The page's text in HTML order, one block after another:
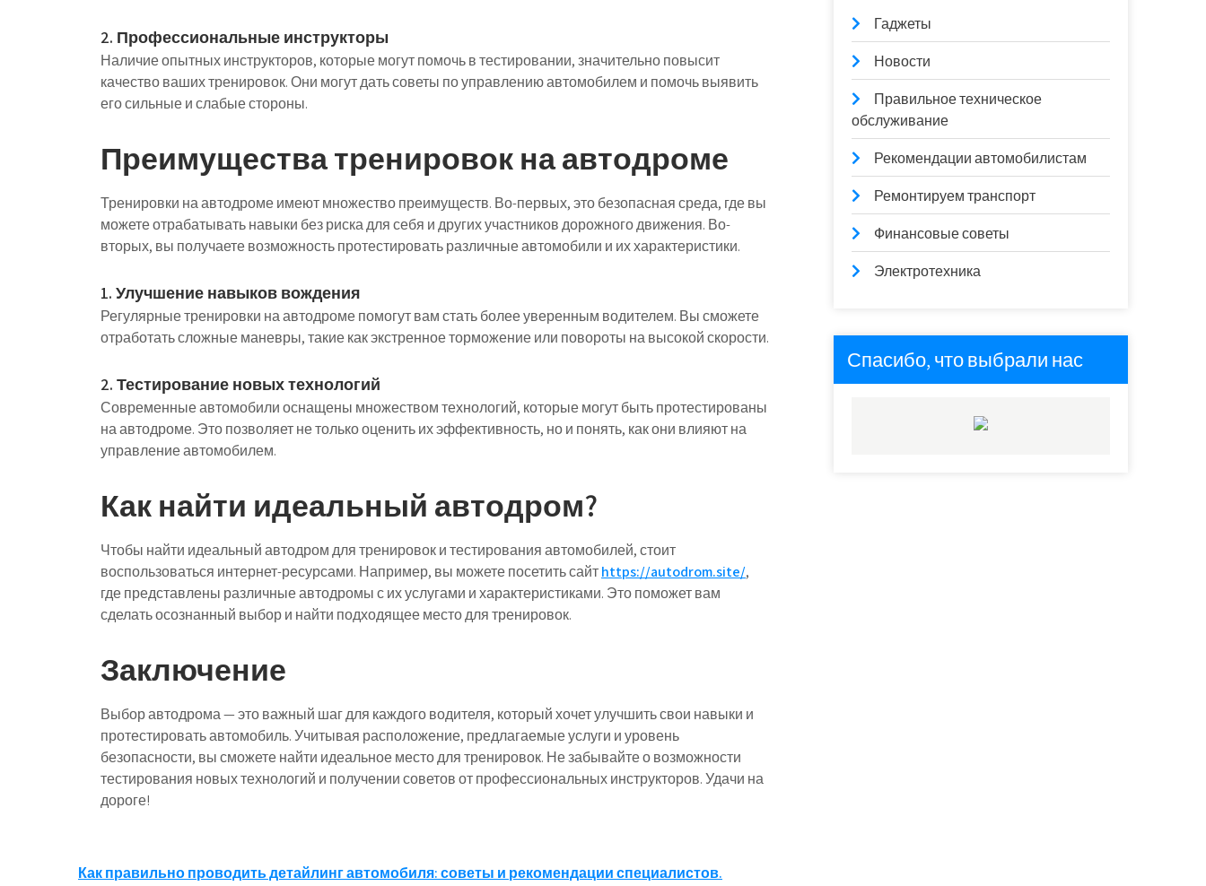
2. Профессиональные инструкторы
Наличие опытных инструкторов, которые могут помочь в тестировании, значительно повысит
качество ваших тренировок. Они могут дать советы по управлению автомобилем и помочь выявить
его сильные и слабые стороны.
Преимущества тренировок на автодроме
Тренировки на автодроме имеют множество преимуществ. Во-первых, это безопасная среда, где вы
можете отрабатывать навыки без риска для себя и других участников дорожного движения. Во-
вторых, вы получаете возможность протестировать различные автомобили и их характеристики.
1. Улучшение навыков вождения
Регулярные тренировки на автодроме помогут вам стать более уверенным водителем. Вы сможете
отработать сложные маневры, такие как экстренное торможение или повороты на высокой скорости.
2. Тестирование новых технологий
Современные автомобили оснащены множеством технологий, которые могут быть протестированы
на автодроме. Это позволяет не только оценить их эффективность, но и понять, как они влияют на
управление автомобилем.
Как найти идеальный автодром?
Чтобы найти идеальный автодром для тренировок и тестирования автомобилей, стоит
воспользоваться интернет-ресурсами. Например, вы можете посетить сайтhttps://autodrom.site/,
где представлены различные автодромы с их услугами и характеристиками. Это поможет вам
сделать осознанный выбор и найти подходящее место для тренировок.
Заключение
Выбор автодрома — это важный шаг для каждого водителя, который хочет улучшить свои навыки и
протестировать автомобиль. Учитывая расположение, предлагаемые услуги и уровень
безопасности, вы сможете найти идеальное место для тренировок. Не забывайте о возможности
тестирования новых технологий и получении советов от профессиональных инструкторов. Удачи на
дороге!
Как правильно проводить детайлинг автомобиля: советы и рекомендации специалистов.
Гаджеты
Новости
Правильное техническое
обслуживание
Рекомендации автомобилистам
Ремонтируем транспорт
Финансовые советы
Электротехника
Спасибо, что выбрали нас